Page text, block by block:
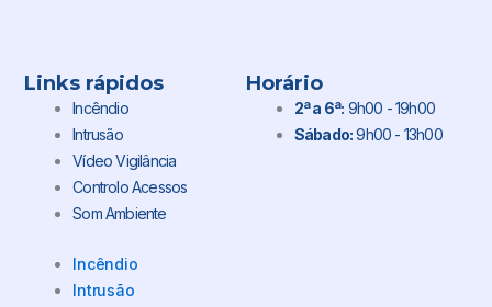
Links rápidos
Incêndio
Intrusão
Vídeo Vigilância
Controlo Acessos
Som Ambiente
Incêndio
Intrusão
Horário
2ª a 6ª: 9h00 - 19h00
Sábado:9h00 - 13h00